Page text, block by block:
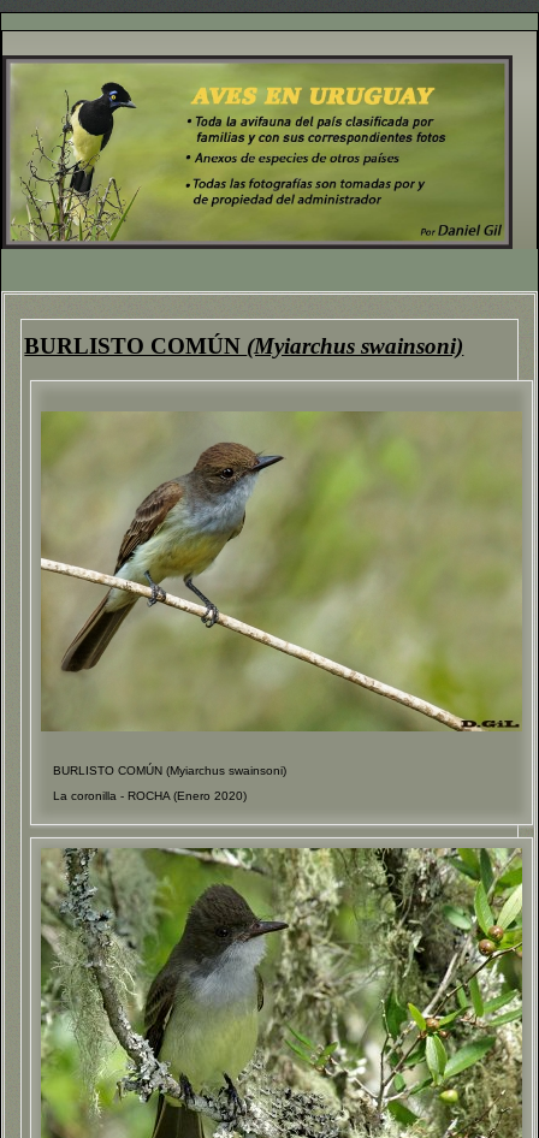
BURLISTO COMÚN (Myiarchus swainsoni)
BURLISTO COMÚN (Myiarchus swainsoni)
La coronilla - ROCHA (Enero 2020)